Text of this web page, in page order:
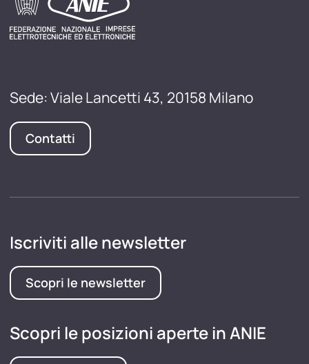
Sede: Viale Lancetti 43, 20158 Milano
Contatti
Iscriviti alle newsletter
Scopri le newsletter
Scopri le posizioni aperte in ANIE